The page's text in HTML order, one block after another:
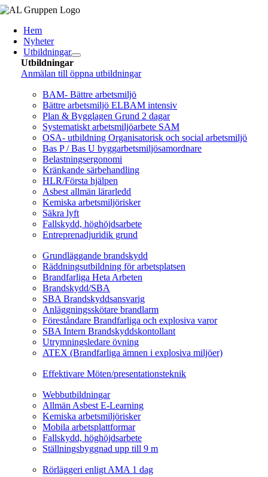
Fortsätt
innehållet
Hem
Nyheter
Utbildningar
Utbildningar
Anmälan till öppna utbildningar
BAM- Bättre arbetsmiljö
Bättre arbetsmiljö ELBAM intensiv
Plan & Bygglagen Grund 2 dagar
Systematiskt arbetsmiljöarbete SAM
OSA- utbildning Organisatorisk och social arbetsmiljö
Bas P / Bas U byggarbetsmiljösamordnare
Belastningsergonomi
Kränkande särbehandling
HLR/Första hjälpen
Asbest allmän lärarledd
Kemiska arbetsmiljörisker
Säkra lyft
Fallskydd, höghöjdsarbete
Entreprenadjuridik grund
Grundläggande brandskydd
Räddningsutbildning för arbetsplatsen
Brandfarliga Heta Arbeten
Brandskydd/SBA
SBA Brandskyddsansvarig
Anläggningsskötare brandlarm
Föreståndare Brandfarliga och explosiva varor
SBA Intern Brandskyddskontollant
Utrymningsledare övning
ATEX (Brandfarliga ämnen i explosiva miljöer)
Effektivare Möten/presentationsteknik
Webbutbildningar
Allmän Asbest E-Learning
Kemiska arbetsmiljörisker
Mobila arbetsplattformar
Fallskydd, höghöjdsarbete
Ställningsbyggnad upp till 9 m
Rörläggeri enligt AMA 1 dag